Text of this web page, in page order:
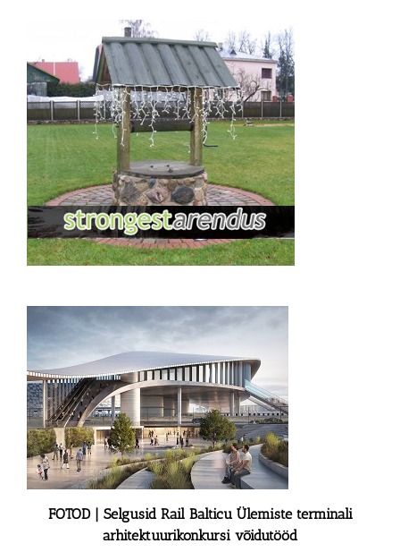
FOTOD | Selgusid Rail Balticu Ülemiste terminali
arhitektuurikonkursi võidutööd